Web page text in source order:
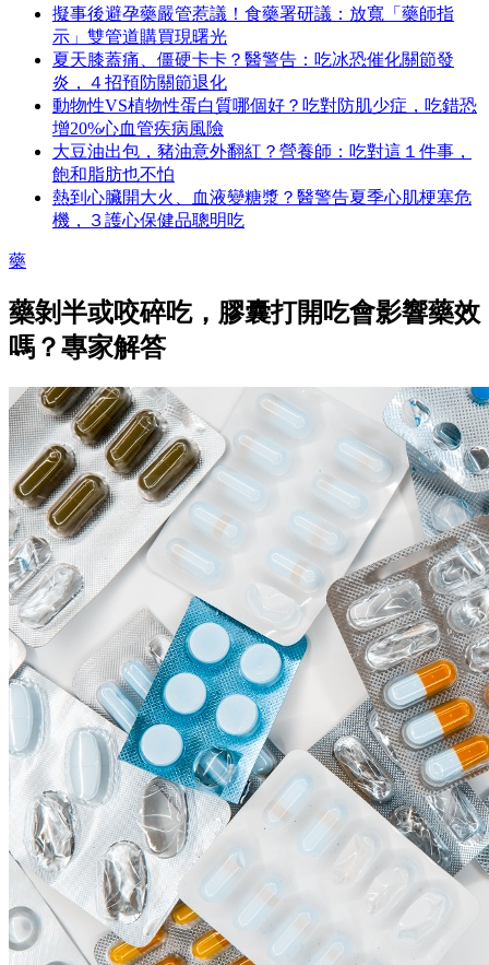
擬事後避孕藥嚴管惹議！食藥署研議：放寬「藥師指
示」雙管道購買現曙光
夏天膝蓋痛、僵硬卡卡？醫警告：吃冰恐催化關節發
炎，４招預防關節退化
動物性VS植物性蛋白質哪個好？吃對防肌少症，吃錯恐
增20%心血管疾病風險
大豆油出包，豬油意外翻紅？營養師：吃對這１件事，
飽和脂肪也不怕
熱到心臟開大火、血液變糖漿？醫警告夏季心肌梗塞危
機，３護心保健品聰明吃
藥
藥剝半或咬碎吃，膠囊打開吃會影響藥效
嗎？專家解答